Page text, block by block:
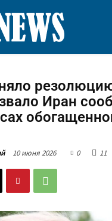
Иран
10 июня 2026 0 11